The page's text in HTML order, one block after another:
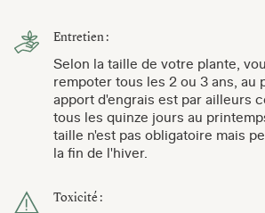
Entretien :
Selon la taille de votre plante,
rempoter tous les 2 ou 3 ans, au
apport d'engrais est par ailleurs
tous les quinze jours au
taille n'est pas obligatoire mais
la fin de l'hiver.
Toxicité :